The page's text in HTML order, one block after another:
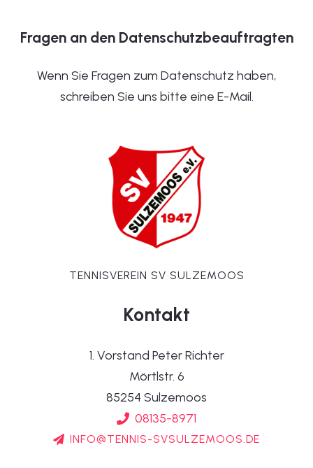
Fragen an den Datenschutzbeauftragten
Wenn Sie Fragen zum Datenschutz haben,
schreiben Sie uns bitte eine E-Mail.
TENNISVEREIN SV SULZEMOOS
Kontakt
1. Vorstand Peter Richter
Mörtlstr. 6
85254 Sulzemoos
08135-8971
INFO@TENNIS-SVSULZEMOOS.DE